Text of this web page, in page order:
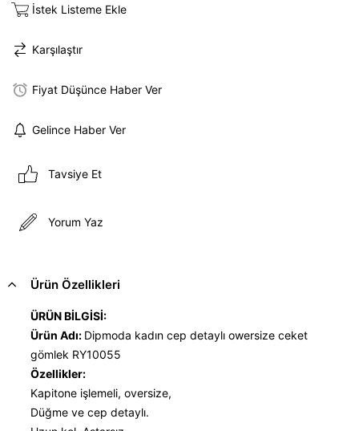
İstek Listeme Ekle
Karşılaştır
Fiyat Düşünce Haber Ver
Gelince Haber Ver
Tavsiye Et
Yorum Yaz
Ürün Özellikleri
ÜRÜN BİLGİSİ:
Ürün Adı: Dipmoda kadın cep detaylı owersize ceket
gömlek RY10055
Özellikler:
Kapitone işlemeli, oversize,
Düğme ve cep detaylı.